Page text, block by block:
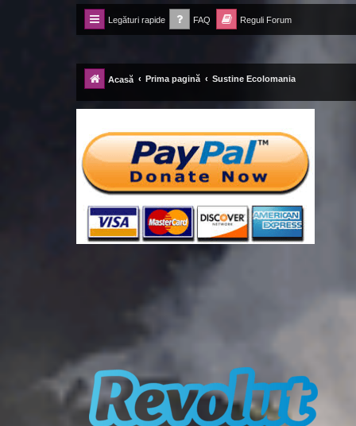
Legături rapide FAQ Reguli Forum
Forum Ecolomania™®
-= Idei pentru viitor =-
Acasă Prima pagină Sustine Ecolomania